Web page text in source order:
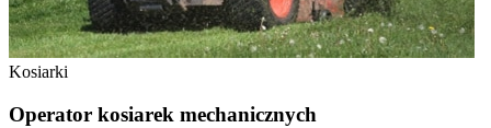
Kosiarki
Operator kosiarek mechanicznych